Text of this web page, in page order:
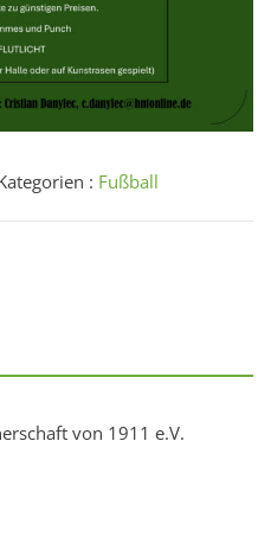
: Fußball
von 1911 e.V.